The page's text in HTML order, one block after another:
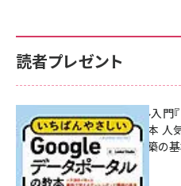
読者プレゼント
無料BIツール入門
ポータルの教本 人
シュボード構築の
7月31日 10:00